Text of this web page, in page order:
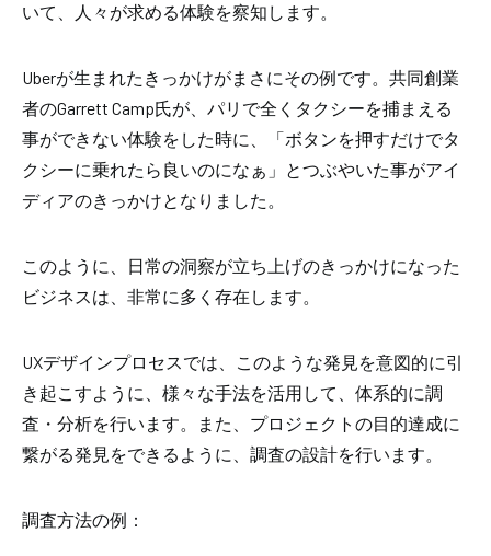
いて、人々が求める体験を察知します。
Uberが生まれたきっかけがまさにその例です。共同創業
者のGarrett Camp氏が、パリで全くタクシーを捕まえる
事ができない体験をした時に、「ボタンを押すだけでタ
クシーに乗れたら良いのになぁ」とつぶやいた事がアイ
ディアのきっかけとなりました。
このように、日常の洞察が立ち上げのきっかけになった
ビジネスは、非常に多く存在します。
UXデザインプロセスでは、このような発見を意図的に引
き起こすように、様々な手法を活用して、体系的に調
査・分析を行います。また、プロジェクトの目的達成に
繋がる発見をできるように、調査の設計を行います。
調査方法の例：